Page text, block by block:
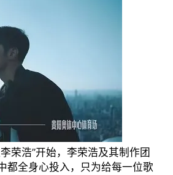
荣浩”开始，李荣浩及其制作团
都全身心投入，只为给每一位歌